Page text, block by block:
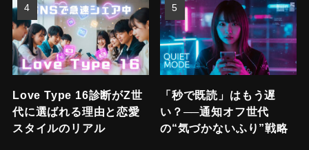
Love Type 16診断がZ世
代に選ばれる理由と恋愛
スタイルのリアル
「秒で既読」はもう遅
い？──通知オフ世代
の“気づかないふり”戦略